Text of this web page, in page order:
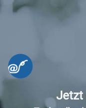
Jetzt